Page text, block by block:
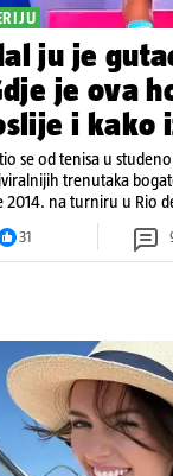
ju je
je ova
i kako
se od tenisa u
trenutaka
2014. na turniru u Rio
iza klupe
31